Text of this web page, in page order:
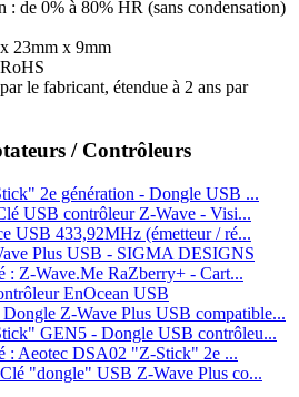
: de 0% à 80% HR (sans condensation)
23mm x 9mm
le fabricant, étendue à 2 ans par
/ Contrôleurs
2e génération - Dongle USB ...
USB contrôleur Z-Wave - Visi...
USB 433,92MHz (émetteur / ré...
Plus USB - SIGMA DESIGNS
: Z‑Wave.Me RaZberry+ - Cart...
EnOcean USB
Z-Wave Plus USB compatible...
GEN5 - Dongle USB contrôleu...
: Aeotec DSA02 "Z-Stick" 2e ...
"dongle" USB Z-Wave Plus co...